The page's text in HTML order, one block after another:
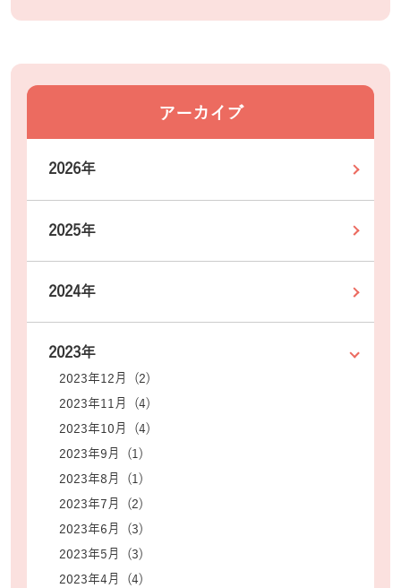
アーカイブ
2026年
2025年
2024年
2023年
2023年12月 (2)
2023年11月 (4)
2023年10月 (4)
2023年9月 (1)
2023年8月 (1)
2023年7月 (2)
2023年6月 (3)
2023年5月 (3)
2023年4月 (4)